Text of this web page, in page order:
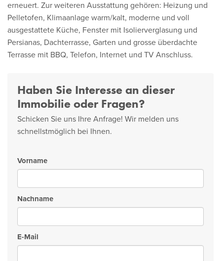
erneuert. Zur weiteren Ausstattung gehören: Heizung und
Pelletofen, Klimaanlage warm/kalt, moderne und voll
ausgestattete Küche, Fenster mit Isolierverglasung und
Persianas, Dachterrasse, Garten und grosse überdachte
Terrasse mit BBQ, Telefon, Internet und TV Anschluss.
Haben Sie Interesse an dieser
Immobilie oder Fragen?
Schicken Sie uns Ihre Anfrage! Wir melden uns
schnellstmöglich bei Ihnen.
Vorname
Nachname
E-Mail